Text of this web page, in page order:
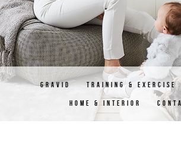
GRAVID TRAINING & EXERCISE
HOME & INTERIOR